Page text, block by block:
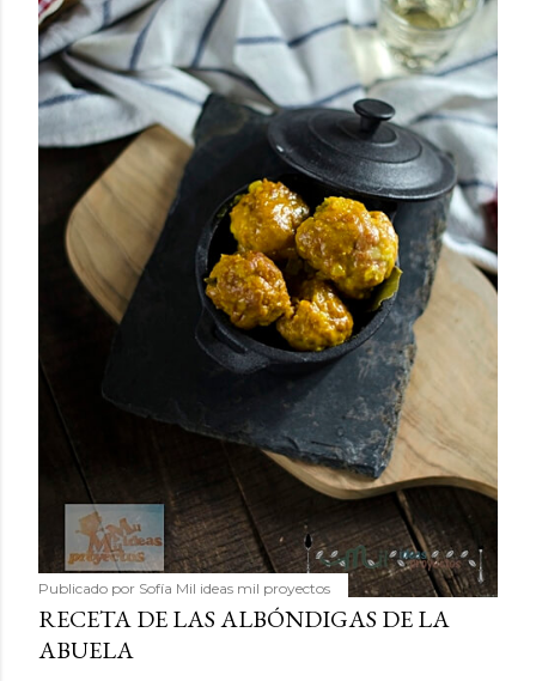
Publicado por Sofía Mil ideas mil proyectos
RECETA DE LAS ALBÓNDIGAS DE LA
ABUELA